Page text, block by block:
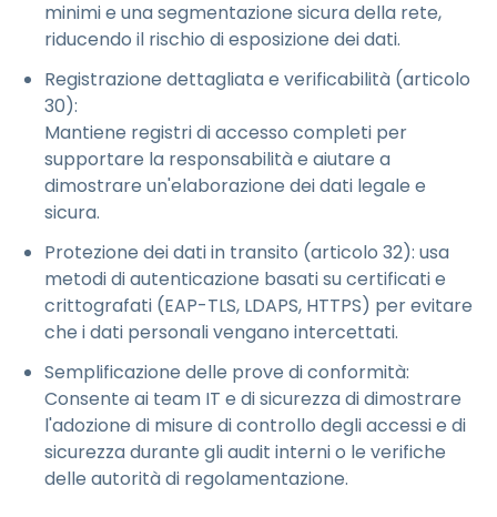
minimi e una segmentazione sicura della rete,
riducendo il rischio di esposizione dei dati.
Registrazione dettagliata e verificabilità (articolo
30):
Mantiene registri di accesso completi per
supportare la responsabilità e aiutare a
dimostrare un'elaborazione dei dati legale e
sicura.
Protezione dei dati in transito (articolo 32): usa
metodi di autenticazione basati su certificati e
crittografati (EAP-TLS, LDAPS, HTTPS) per evitare
che i dati personali vengano intercettati.
Semplificazione delle prove di conformità:
Consente ai team IT e di sicurezza di dimostrare
l'adozione di misure di controllo degli accessi e di
sicurezza durante gli audit interni o le verifiche
delle autorità di regolamentazione.